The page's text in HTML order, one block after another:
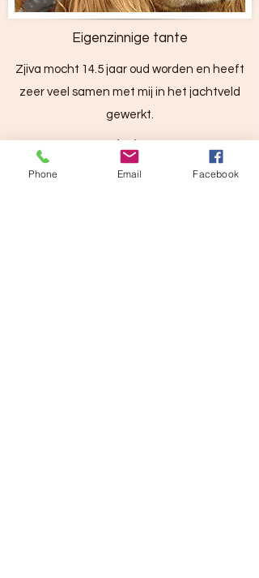
Eigenzinnige tante
Zjiva mocht 14.5 jaar oud worden en heeft
zeer veel samen met mij in het jachtveld
gewerkt.
Shaba
Phone Email Facebook